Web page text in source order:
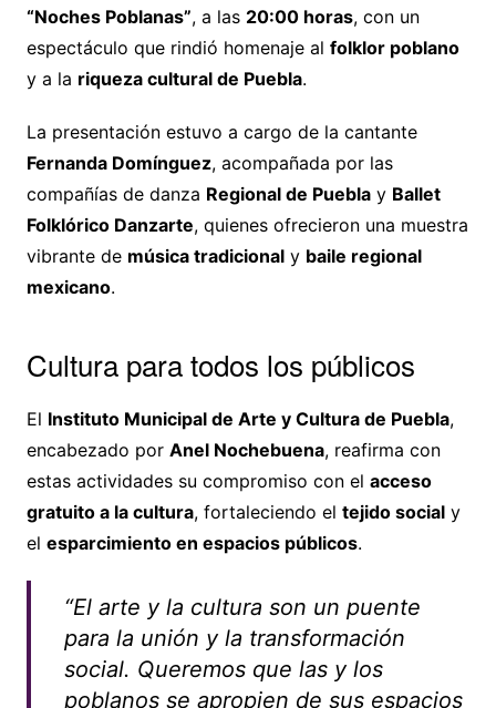
“Noches Poblanas”, a las 20:00 horas, con un
espectáculo que rindió homenaje al folklor poblano
y a la riqueza cultural de Puebla.
La presentación estuvo a cargo de la cantante
Fernanda Domínguez, acompañada por las
compañías de danza Regional de Pueblay Ballet
Folklórico Danzarte, quienes ofrecieron una muestra
vibrante de música tradicionaly baile regional
mexicano.
Cultura para todos los públicos
El Instituto Municipal de Arte y Cultura de Puebla,
encabezado por Anel Nochebuena, reafirma con
estas actividades su compromiso con el acceso
gratuito a la cultura, fortaleciendo el tejido socialy
el esparcimiento en espacios públicos.
“El arte y la cultura son un puente
para la unión y la transformación
social. Queremos que las y los
poblanos se apropien de sus espacios